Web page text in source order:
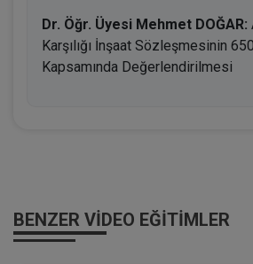
Dr. Öğr. Üyesi Mehmet DOĞAR:
Karşılığı İnşaat Sözleşmesinin
Kapsamında Değerlendirilmesi
BENZER VIDEO EĞITIMLER